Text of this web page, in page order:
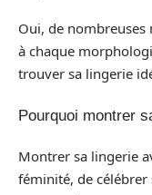
Oui, de
à chaque
trouver sa lingerie
Pourquoi montrer
Montrer sa lingerie
féminité, de célébrer